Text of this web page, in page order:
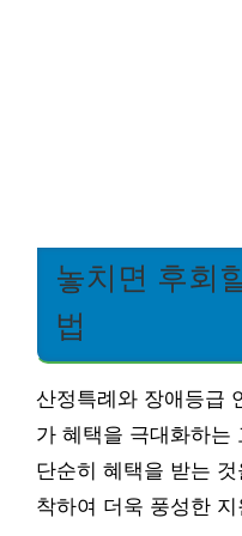
놓치면 후회
법
산정특례와 장애등급
가 혜택을 극대화하는
단순히 혜택을 받는
착하여 더욱 풍성한